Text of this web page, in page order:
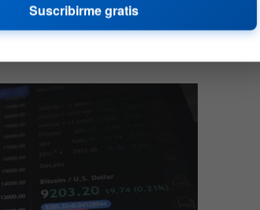
(LINK)también se encuentra
de $4,2 mil millones el domingo,
Suscribirme gratis